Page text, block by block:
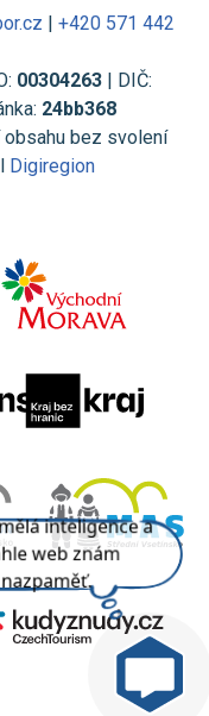
| +420 571 442
00304263| DIČ:
24bb368
bez svolení
Digiregion
inteligence a
web znám
nazpaměť.